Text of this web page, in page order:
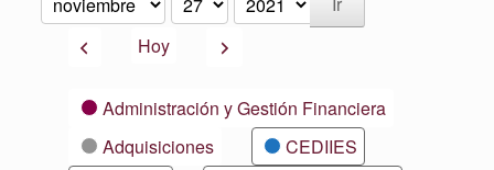
Mes
Día
Año
AnteriorHoy Siguiente
CategoríasAdministración y Gestión Financiera
Adquisiciones
CEDIIES